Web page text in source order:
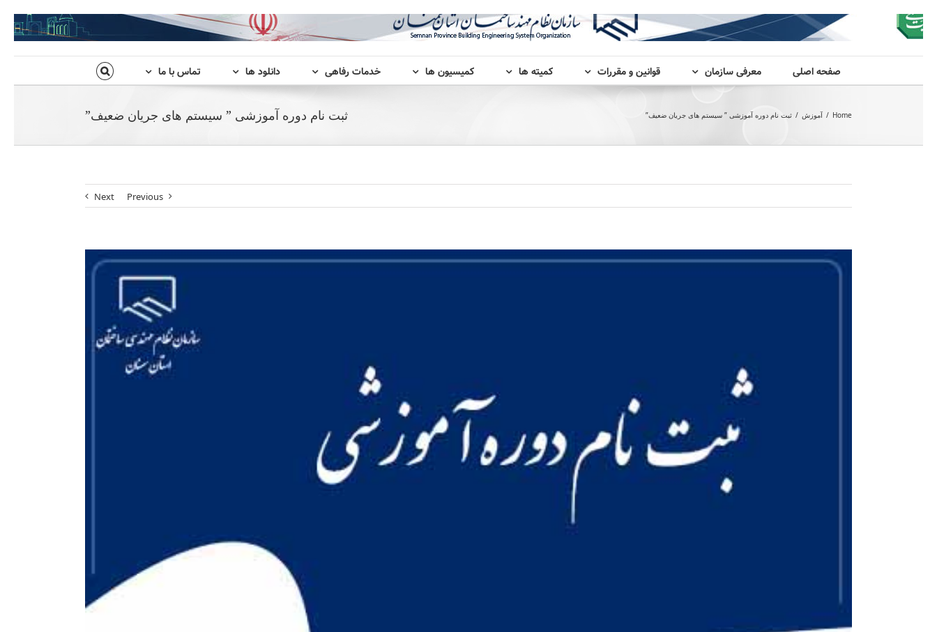
صفحه اصلی معرفی سازمان قوانین و مقررات کمیته ها کمیسیون ها خدمات رفاهی دانلود ها تماس با ما
ثبت نام دوره آموزشی ” سیستم های جریان ضعیف” Home
/ آموزش / ثبت نام دوره آموزشی ” سیستم های جریان ضعیف”
Previous
Next
Larger